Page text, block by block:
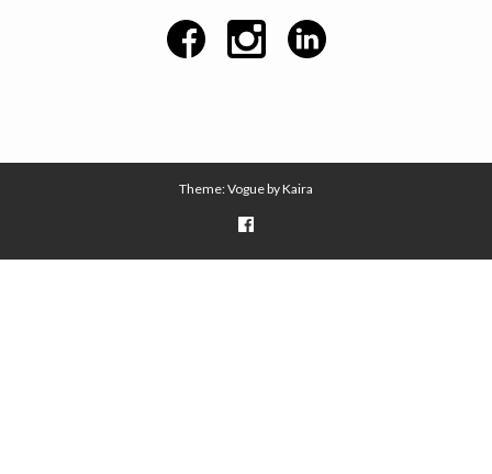
Theme: Vogue byKaira